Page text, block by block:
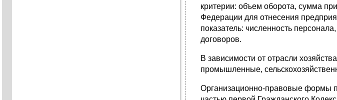
критерии: объем оборота, сумма
Федерации для отнесения
показатель: численность
договоров.
В зависимости от отрасли
промышленные,
Организационно-правовые формы